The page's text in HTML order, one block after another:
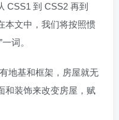
CSS1 到 CSS2 再到
本文中，我们将按照惯
词。
地基和框架，房屋就无
和装饰来改变房屋，赋